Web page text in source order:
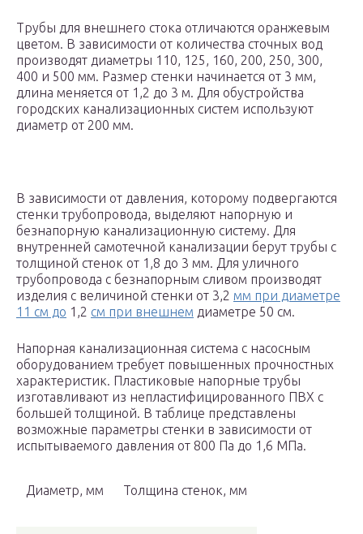
Трубы для внешнего стока отличаются оранжевым
цветом. В зависимости от количества сточных вод
производят диаметры 110, 125, 160, 200, 250, 300,
400 и 500 мм. Размер стенки начинается от 3 мм,
длина меняется от 1,2 до 3 м. Для обустройства
городских канализационных систем используют
диаметр от 200 мм.
В зависимости от давления, которому подвергаются
стенки трубопровода, выделяют напорную и
безнапорную канализационную систему. Для
внутренней самотечной канализации берут трубы с
толщиной стенок от 1,8 до 3 мм. Для уличного
трубопровода с безнапорным сливом производят
изделия с величиной стенки от 3,2 мм при диаметре
11 см до 1,2 см при внешнем диаметре 50 см.
Напорная канализационная система с насосным
оборудованием требует повышенных прочностных
характеристик. Пластиковые напорные трубы
изготавливают из непластифицированного ПВХ с
большей толщиной. В таблице представлены
возможные параметры стенки в зависимости от
испытываемого давления от 800 Па до 1,6 МПа.
Диаметр, мм Толщина стенок, мм